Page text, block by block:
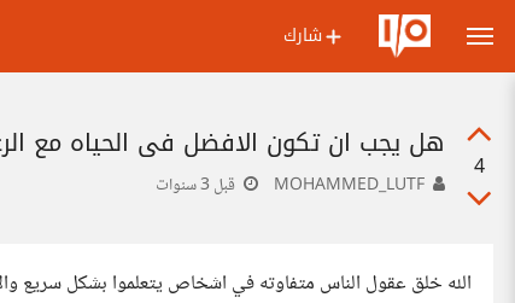
شارك
4
هل يجب ان تكون الافضل في الحياه مع
قبل 3 سنوات
الله خلق عقول الناس متفاوته في اشخاص يتعلموا بشكل